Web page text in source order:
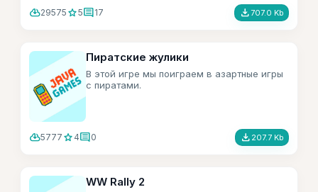
cloud_download29575 star5comment17 file_download707.0 Kb
Пиратские жулики
В этой игре мы поиграем в азартные игры
с пиратами.
cloud_download5777 star 4comment0 file_download 207.7 Kb
WW Rally 2